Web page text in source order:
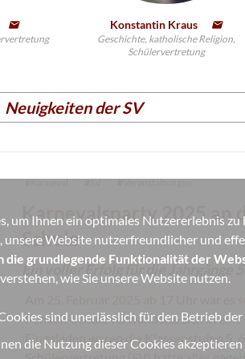
um Ihnen ein optimales Nutzererlebnis
unsere Website nutzerfreundlicher und
die grundlegende Funktionalität der
wie Sie unsere Website nutzen.
sind unerlässlich für den Betrieb
die Nutzung dieser Cookies
email Konstantin Kraus email
Geschichte, katholische Religion,
Schülervertretung
Neuigkeiten der SV
#Karneval #SV #Veranstaltungen
Karnevalsparty 2025 an
Schule
🇩🇪
Ein voller Erfolg für die Jahrgänge
Pankok-Schule verwandelte sich in
Eingeladen waren die Klassenstufen 5,